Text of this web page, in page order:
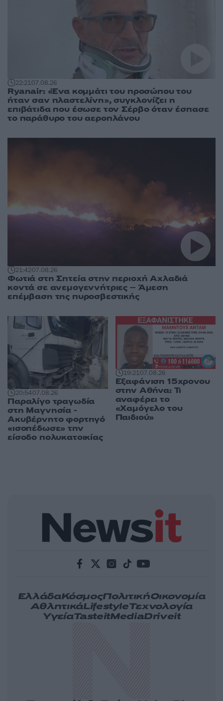
22:2107.08.26
Ryanair: «Ένα κομμάτι του προσώπου του
ήταν σαν πλαστελίνη», συγκλονίζει η
επιβάτιδα που έσωσε τον Σέρβο όταν έσπασε
το παράθυρο του αεροπλάνου
21:4207.08.26
Φωτιά στη Σητεία στην περιοχή Αχλαδιά
κοντά σε ανεμογεννήτριες – Άμεση
επέμβαση της πυροσβεστικής
20:5407.08.26
Παραλίγο τραγωδία
στη Μαγνησία -
Ακυβέρνητο φορτηγό
«ισοπέδωσε» την
είσοδο πολυκατοικίας
19:2107.08.26
Εξαφάνιση 15χρονου
στην Αθήνα: Τι
αναφέρει το
«Χαμόγελο του
Παιδιού»
ΕλλάδαΚόσμοςΠολιτικήΟικονομία
ΑθλητικάLifestyleΤεχνολογία
ΥγείαTasteitMediaDriveit